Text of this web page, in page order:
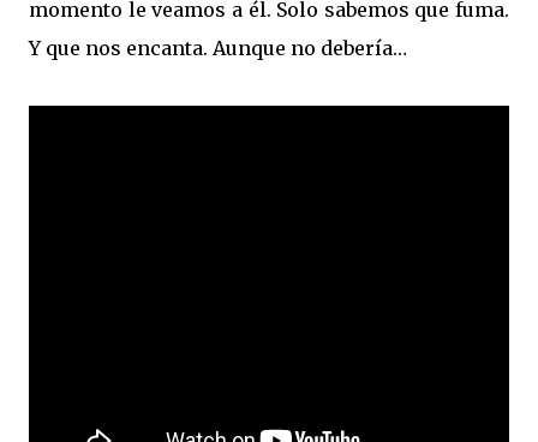
momento le veamos a él. Solo sabemos que fuma.
Y que nos encanta. Aunque no debería…